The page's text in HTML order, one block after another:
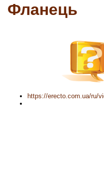
Фланець
https://erecto.com.ua/ru/